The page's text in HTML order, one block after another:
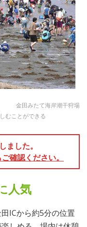
金田みたて海岸潮干狩場
むことができる
ました。
確認ください。
人気
ICから約5分の位置